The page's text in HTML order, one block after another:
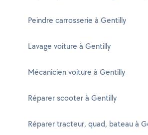
Peindre carrosserie à Gentilly
Lavage voiture à Gentilly
Mécanicien voiture à Gentilly
Réparer scooter à Gentilly
Réparer tracteur, quad, bateau à